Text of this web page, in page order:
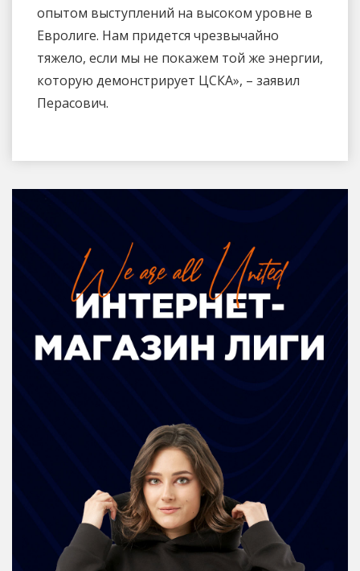
опытом выступлений на высоком уровне в
Евролиге. Нам придется чрезвычайно
тяжело, если мы не покажем той же энергии,
которую демонстрирует ЦСКА», – заявил
Перасович.